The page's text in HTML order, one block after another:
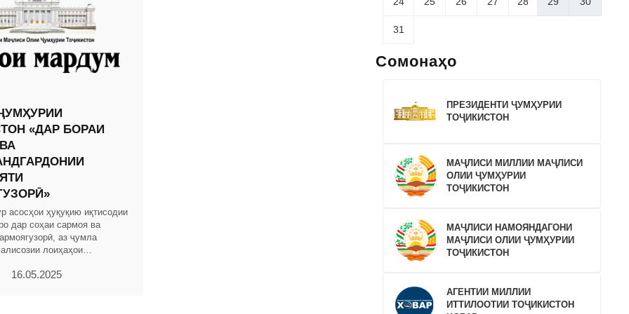
«ДАР БОРАИ
асосҳои ҳуқуқию иқтисодии
дар соҳаи сармоя ва
аз ҷумла
лоиҳаҳои
ва
16.05.2025
31
Сомонаҳо
ПРЕЗИДЕНТИ ҶУМҲУРИИ
ТОҶИКИСТОН
МАҶЛИСИ МИЛЛИИ МАҶЛИСИ
ОЛИИ ҶУМҲУРИИ
ТОҶИКИСТОН
МАҶЛИСИ НАМОЯНДАГОНИ
МАҶЛИСИ ОЛИИ ҶУМҲУРИИ
ТОҶИКИСТОН
АГЕНТИИ МИЛЛИИ
ИТТИЛООТИИ ТОҶИКИСТОН